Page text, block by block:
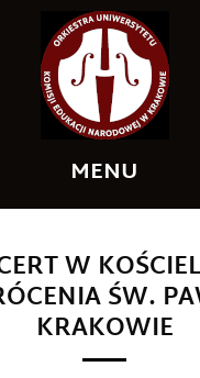
MENU
W
ŚW.
KRAKOWIE